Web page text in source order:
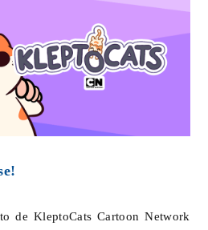
de KleptoCats Cartoon Network